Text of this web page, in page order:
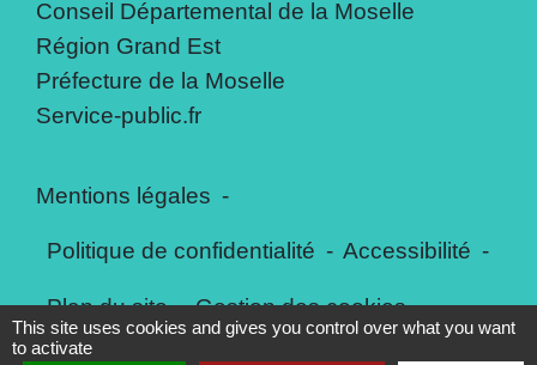
Conseil Départemental de la Moselle
Région Grand Est
Préfecture de la Moselle
Service-public.fr
Mentions légales -
Politique de confidentialité - Accessibilité -
Plan du site - Gestion des cookies
This site uses cookies and gives you control over what you want
to activate